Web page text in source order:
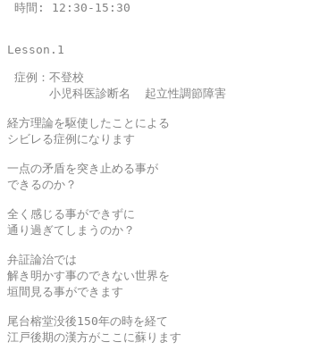
時間: 12:30-15:30
Lesson.1
症例：不登校
小児科医診断名  起立性調節障害
経方理論を駆使したことによる
シビレる症例になります
一点の矛盾を突き止める事が
できるのか？
全く感じる事ができずに
通り過ぎてしまうのか？
弁証論治では
解き明かす事のできない世界を
垣間見る事ができます
尾台榕堂没後150年の時を経て
江戸後期の漢方がここに蘇ります